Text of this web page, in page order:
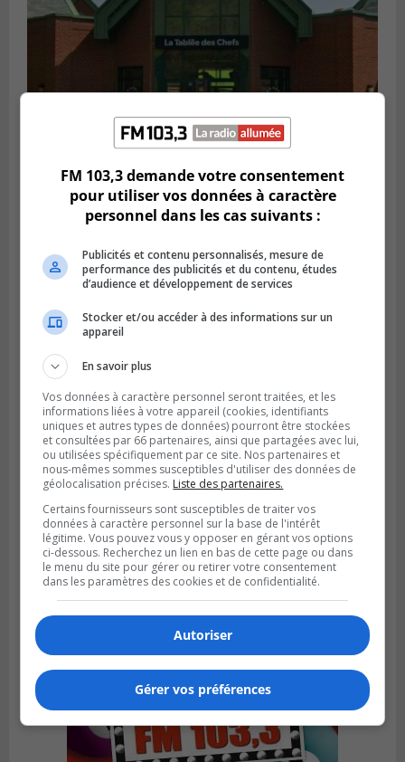
Publié le 28 juillet 2026 à 07h44
La Tablée des chefs obtient un appui
financier pour poursuivre sa mission
BOUCHERVILLE
Publié le 27 juillet 2026 à 19h58
Metro prend les moyens pour protéger son
personnel cadre
FM 103,3 demande votre consentement
pour utiliser vos données à caractère
personnel dans les cas suivants :
Publicités et contenu personnalisés, mesure de
performance des publicités et du contenu, études
d’audience et développement de services
Stocker et/ou accéder à des informations sur un
appareil
En savoir plus
Vos données à caractère personnel seront traitées, et les
informations liées à votre appareil (cookies, identifiants
uniques et autres types de données) pourront être stockées
et consultées par 66 partenaires, ainsi que partagées avec lui,
ou utilisées spécifiquement par ce site. Nos partenaires et
nous-mêmes sommes susceptibles d'utiliser des données de
géolocalisation précises. Liste des partenaires.
Certains fournisseurs sont susceptibles de traiter vos
données à caractère personnel sur la base de l'intérêt
légitime. Vous pouvez vous y opposer en gérant vos options
ci-dessous. Recherchez un lien en bas de cette page ou dans
le menu du site pour gérer ou retirer votre consentement
dans les paramètres des cookies et de confidentialité.
Autoriser
Gérer vos préférences